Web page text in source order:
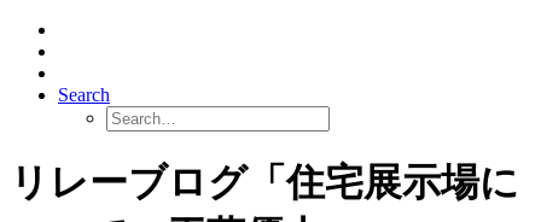
Search
リレーブログ「住宅展示場に